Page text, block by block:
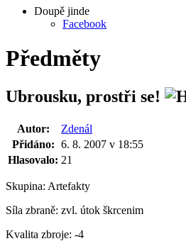
Doupě jinde
Facebook
Předměty
Ubrousku, prostři se!
Autor:
Zdenál
Přidáno: 6. 8. 2007 v 18:55
Hlasovalo: 21
Skupina: Artefakty
Síla zbraně: zvl. útok škrcenim
Kvalita zbroje: -4